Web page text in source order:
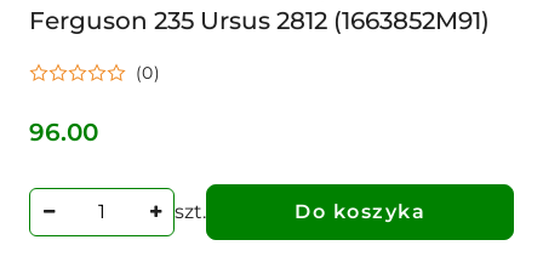
Ferguson 235 Ursus 2812 (1663852M91)
(0)
Cena:
96.00
szt. Do koszyka